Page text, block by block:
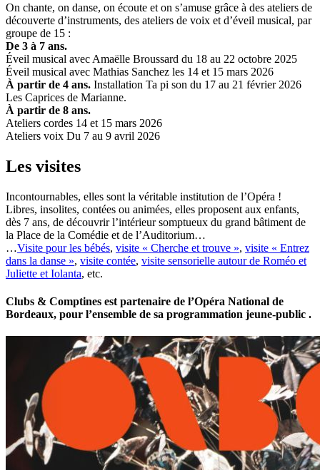
On chante, on danse, on écoute et on s’amuse grâce à des ateliers de
découverte d’instruments, des ateliers de voix et d’éveil musical, par
groupe de 15 :
De 3 à 7 ans.
Éveil musical avec Amaëlle Broussard du 18 au 22 octobre 2025
Éveil musical avec Mathias Sanchez les 14 et 15 mars 2026
À partir de 4 ans. Installation Ta pi son du 17 au 21 février 2026
Les Caprices de Marianne.
À partir de 8 ans.
Ateliers cordes 14 et 15 mars 2026
Ateliers voix Du 7 au 9 avril 2026
Les visites
Incontournables, elles sont la véritable institution de l’Opéra !
Libres, insolites, contées ou animées, elles proposent aux enfants,
dès 7 ans, de découvrir l’intérieur somptueux du grand bâtiment de
la Place de la Comédie et de l’Auditorium…
…Visite pour les bébés, visite « Cherche et trouve », visite « Entrez
dans la danse », visite contée, visite sensorielle autour de Roméo et
Juliette et Iolanta, etc.
Clubs & Comptines est partenaire de l’Opéra National de
Bordeaux, pour l’ensemble de sa programmation jeune-public .